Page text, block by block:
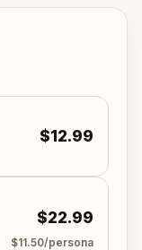
brings you
of
$12.99
$22.99
$11.50/persona